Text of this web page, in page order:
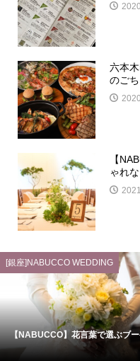
六本
のご
【
ゃれ
[銀座]NABUCCO WEDDING
【NABUCCO】花言葉で選ぶブ